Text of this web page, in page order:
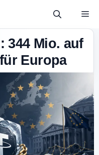
344 Mio. auf
Europa